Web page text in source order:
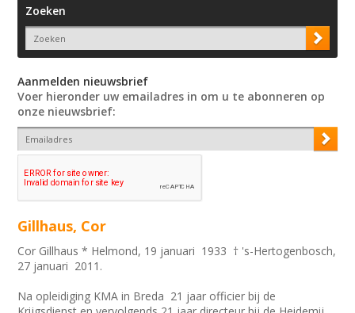
Zoeken
Aanmelden nieuwsbrief
Voer hieronder uw emailadres in om u te abonneren op
onze nieuwsbrief:
Gillhaus, Cor
Cor Gillhaus * Helmond, 19 januari 1933 † 's-Hertogenbosch,
27 januari 2011.
Na opleidiging KMA in Breda 21 jaar officier bij de